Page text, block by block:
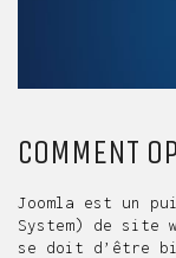
COMMENT
Joomla est un
System) de site
se doit d’être